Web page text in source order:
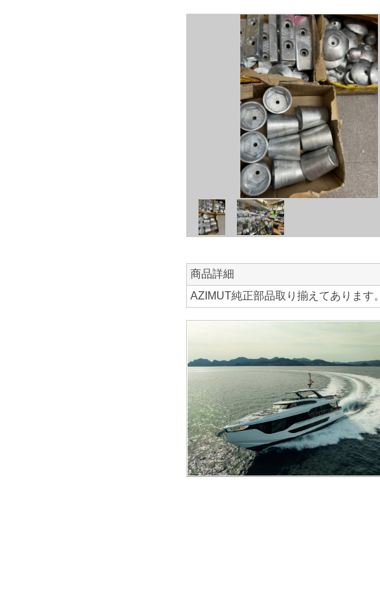
商品詳細
AZIMUT純正部品取り揃えてあります。